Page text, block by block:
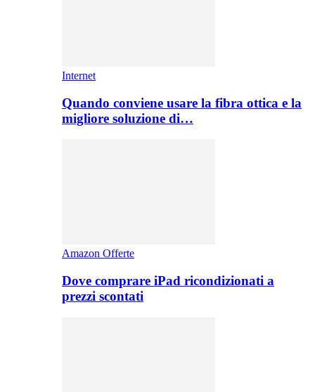
Internet
Quando conviene usare la fibra ottica e la
migliore soluzione di…
Amazon Offerte
Dove comprare iPad ricondizionati a
prezzi scontati